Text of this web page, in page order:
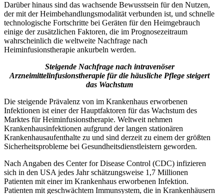
Darüber hinaus sind das wachsende Bewusstsein für den Nutzen,
der mit der Heimbehandlungsmodalität verbunden ist, und schnelle
technologische Fortschritte bei Geräten für den Heimgebrauch
einige der zusätzlichen Faktoren, die im Prognosezeitraum
wahrscheinlich die weltweite Nachfrage nach
Heiminfusionstherapie ankurbeln werden.
Steigende Nachfrage nach intravenöser
Arzneimittelinfusionstherapie für die häusliche Pflege steigert
das Wachstum
Die steigende Prävalenz von im Krankenhaus erworbenen
Infektionen ist einer der Hauptfaktoren für das Wachstum des
Marktes für Heiminfusionstherapie. Weltweit nehmen
Krankenhausinfektionen aufgrund der langen stationären
Krankenhausaufenthalte zu und sind derzeit zu einem der größten
Sicherheitsprobleme bei Gesundheitsdienstleistern geworden.
Nach Angaben des Center for Disease Control (CDC) infizieren
sich in den USA jedes Jahr schätzungsweise 1,7 Millionen
Patienten mit einer im Krankenhaus erworbenen Infektion.
Patienten mit geschwächtem Immunsystem, die in Krankenhäusern